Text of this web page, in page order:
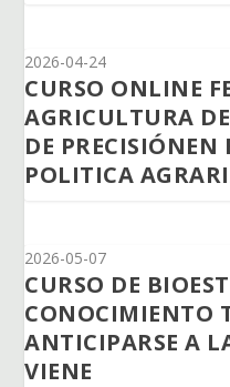
2026-04-24
CURSO ONLINE
AGRICULTURA
DE PRECISIÓNEN
POLITICA
2026-05-07
CURSO DE
CONOCIMIENTO
ANTICIPARSE A
VIENE